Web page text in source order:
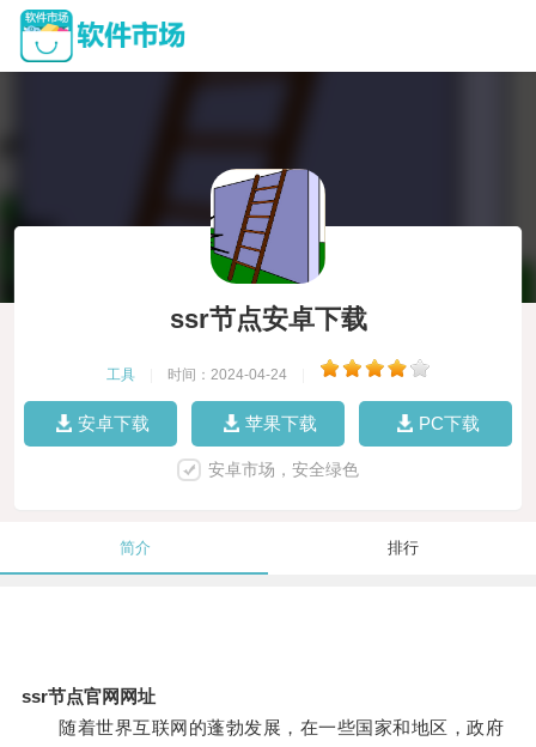
ssr节点安卓下载
工具 时间：2024-04-24
安卓下载 苹果下载 PC下载
安卓市场，安全绿色
简介 排行
ssr节点官网网址
随着世界互联网的蓬勃发展，在一些国家和地区，政府